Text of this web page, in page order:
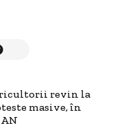
revin la
masive, în